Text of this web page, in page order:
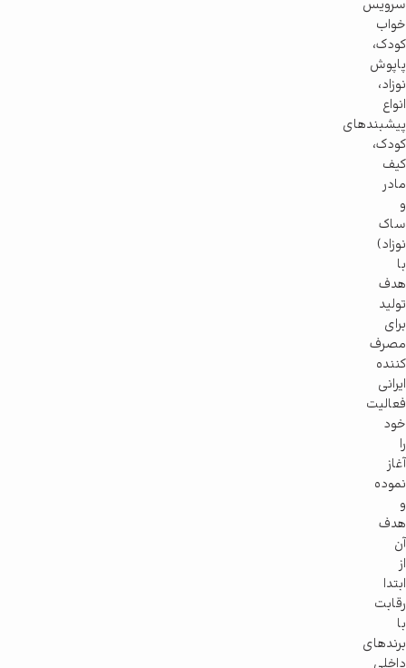
سرویس
خواب
کودک،
پاپوش
نوزاد،
انواع
پیشبندهای
کودک،
کیف
مادر
و
ساک
نوزاد)
با
هدف
تولید
برای
مصرف
کننده
ایرانی
فعالیت
خود
را
آغاز
نموده
و
هدف
آن
از
ابتدا
رقابت
با
برندهای